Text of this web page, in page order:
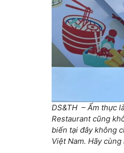
DS&TH – Ẩm thực
Restaurant cũng
biến tại đây không
Việt Nam. Hãy